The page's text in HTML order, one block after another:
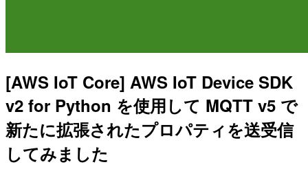
[AWS IoT Core] AWS IoT Device SDK
v2 for Python を使用して MQTT v5 で
新たに拡張されたプロパティを送受信
してみました